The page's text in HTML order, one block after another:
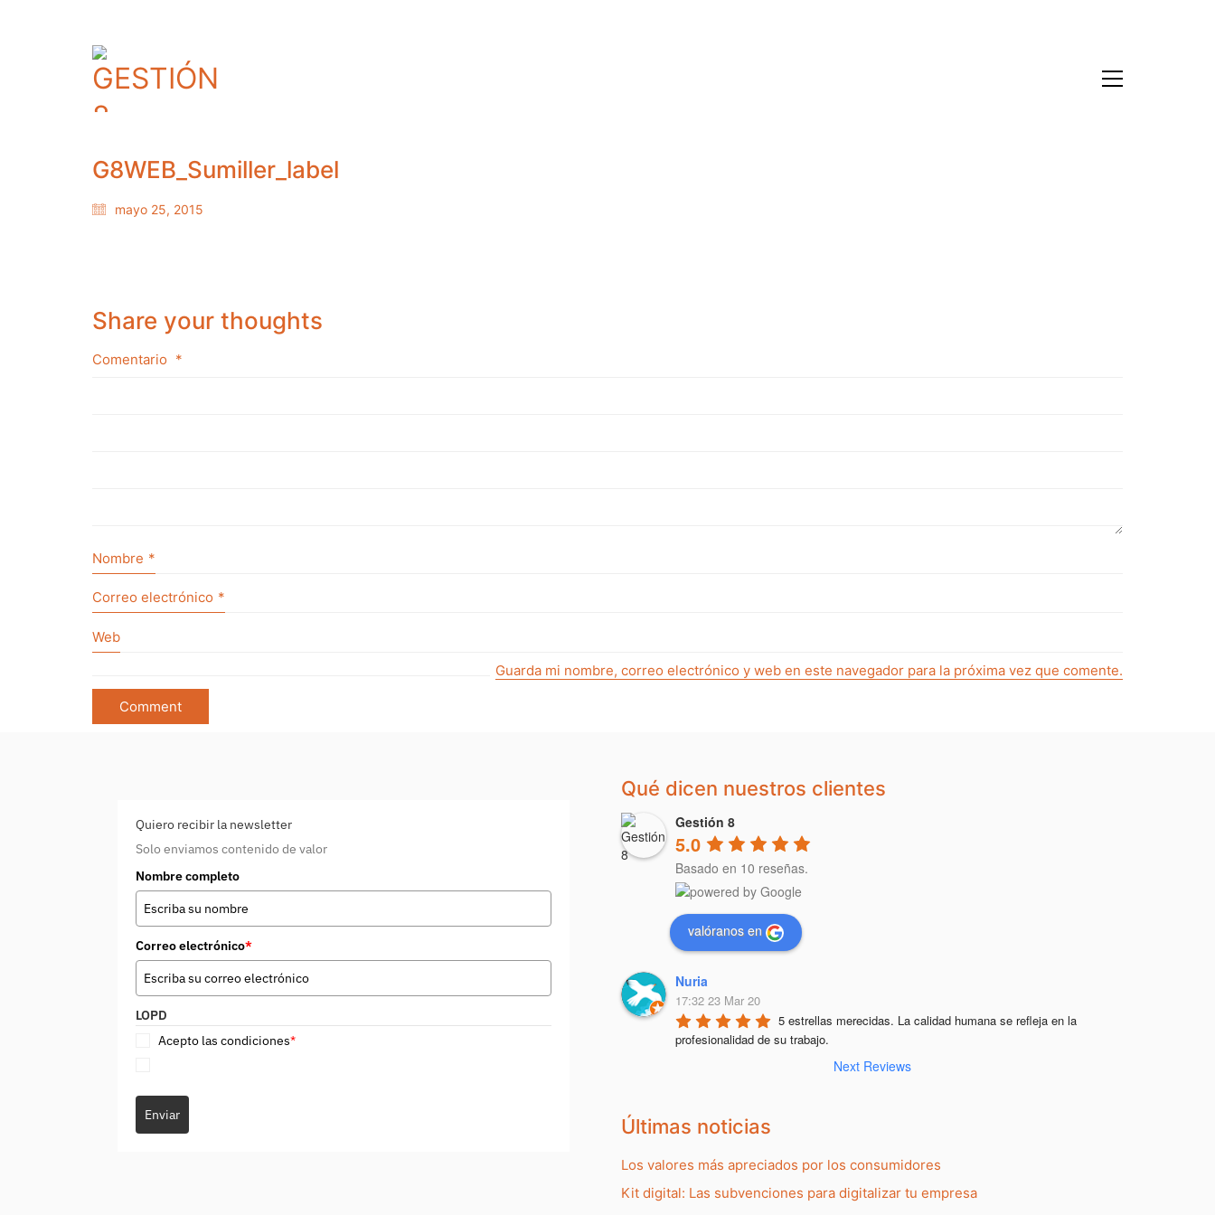
G8WEB_Sumiller_label
mayo 25, 2015
Share your thoughts
Comentario *
Nombre *
Correo electrónico *
Web
Guarda mi nombre, correo electrónico y web en este navegador para la próxima vez que comente.
Quiero recibir la newsletter
Solo enviamos contenido de valor
Nombre completo
Correo electrónico*
LOPD
Acepto las condiciones*
Enviar
Qué dicen nuestros clientes
Gestión 8
5.0
Basado en 10 reseñas.
valóranos en
Nuria
17:32 23 Mar 20
5 estrellas merecidas. La calidad humana se refleja en la
profesionalidad de su trabajo.
Next Reviews
Últimas noticias
Los valores más apreciados por los consumidores
Kit digital: Las subvenciones para digitalizar tu empresa